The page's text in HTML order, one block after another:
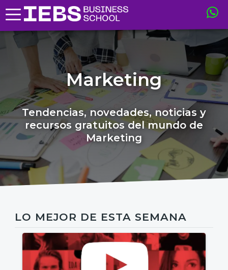
Marketing
Tendencias, novedades, noticias y
recursos gratuitos del mundo de
Marketing
LO MEJOR DE ESTA SEMANA